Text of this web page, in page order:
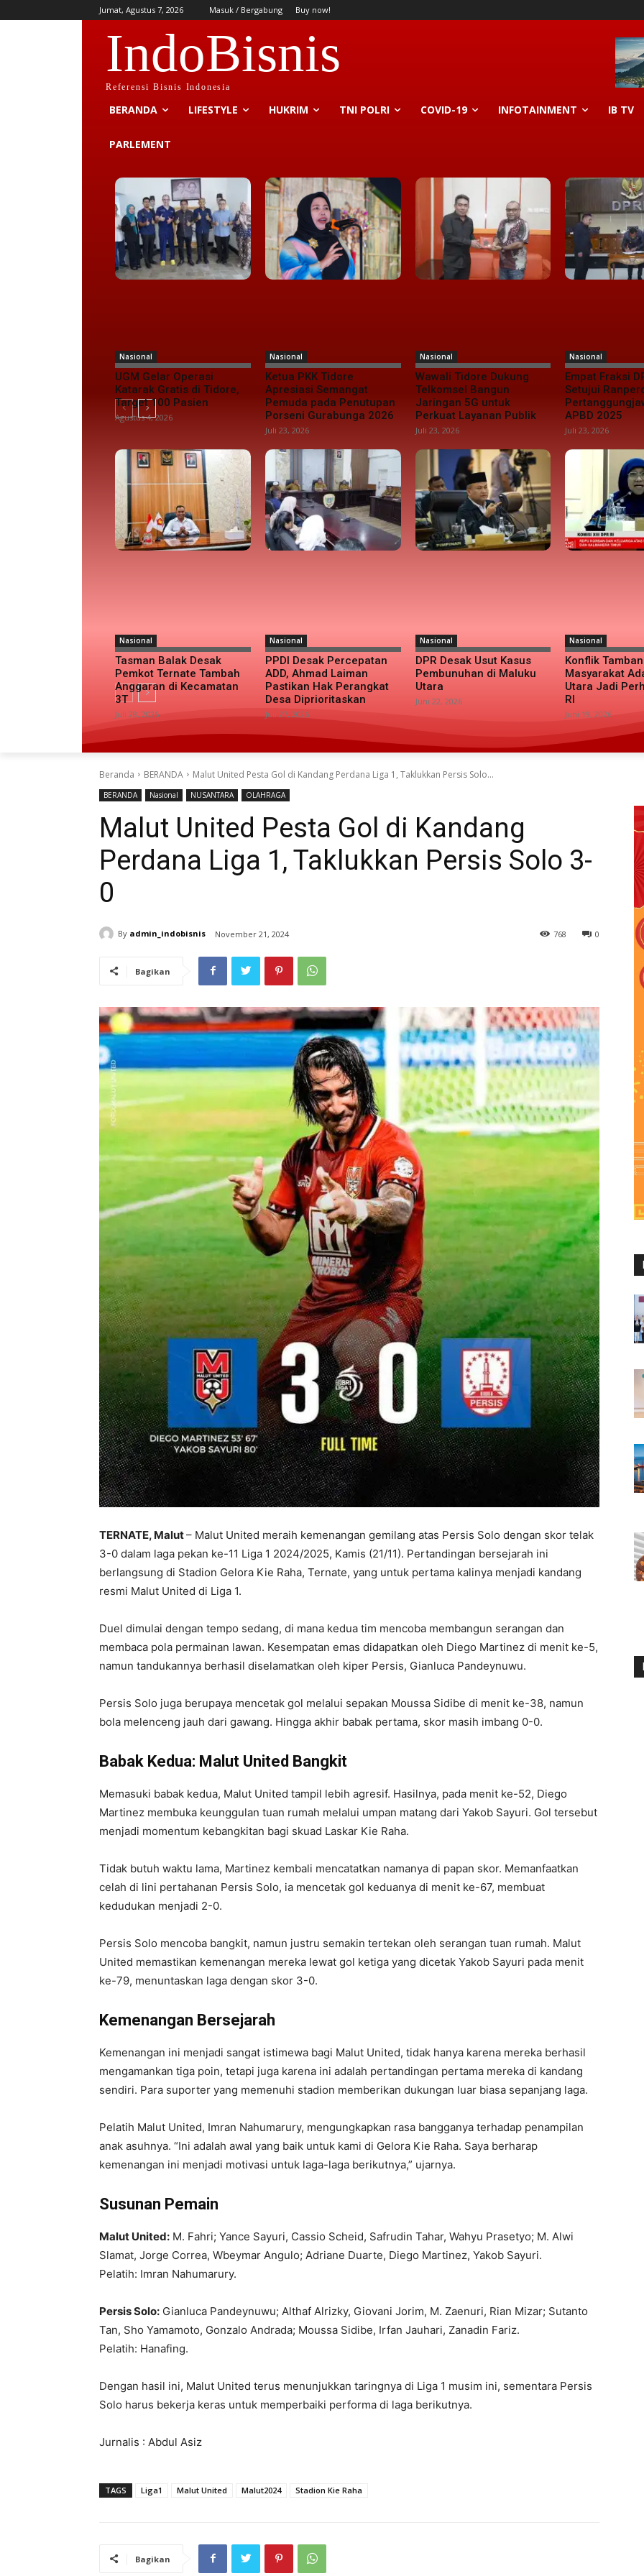
Jumat, Agustus 7, 2026 Masuk / Bergabung Buy now!
IndoBisnis
Referensi Bisnis Indonesia
BERANDA LIFESTYLE HUKRIM TNI POLRI COVID-19 INFOTAINMENT IB TV
PARLEMENT
Nasional
UGM Gelar Operasi
Katarak Gratis di Tidore,
Target 100 Pasien
Agustus 4, 2026
Nasional
Ketua PKK Tidore
Apresiasi Semangat
Pemuda pada Penutupan
Porseni Gurabunga 2026
Juli 23, 2026
Nasional
Wawali Tidore Dukung
Telkomsel Bangun
Jaringan 5G untuk
Perkuat Layanan Publik
Juli 23, 2026
Nasional
Empat Fraksi
Setujui
APBD 2025
Juli 23, 2026
Nasional
Tasman Balak Desak
Pemkot Ternate Tambah
Anggaran di Kecamatan
3T
Juli 28, 2026
Nasional
PPDI Desak Percepatan
ADD, Ahmad Laiman
Pastikan Hak Perangkat
Desa Diprioritaskan
Juli 27, 2026
Nasional
DPR Desak Usut Kasus
Pembunuhan di Maluku
Utara
Juni 22, 2026
Nasional
Konflik
Masyarakat
Utara Jadi
RI
Juni 19, 2026
Beranda BERANDA Malut United Pesta Gol di Kandang Perdana Liga 1, Taklukkan Persis Solo...
BERANDA Nasional NUSANTARA OLAHRAGA
Malut United Pesta Gol di Kandang
Perdana Liga 1, Taklukkan Persis Solo 3-
0
By admin_indobisnis November 21, 2024 0
768
Bagikan
TERNATE, Malut– Malut United meraih kemenangan gemilang atas Persis Solo dengan skor telak
3-0 dalam laga pekan ke-11 Liga 1 2024/2025, Kamis (21/11). Pertandingan bersejarah ini
berlangsung di Stadion Gelora Kie Raha, Ternate, yang untuk pertama kalinya menjadi kandang
resmi Malut United di Liga 1.
Duel dimulai dengan tempo sedang, di mana kedua tim mencoba membangun serangan dan
membaca pola permainan lawan. Kesempatan emas didapatkan oleh Diego Martinez di menit ke-5,
namun tandukannya berhasil diselamatkan oleh kiper Persis, Gianluca Pandeynuwu.
Persis Solo juga berupaya mencetak gol melalui sepakan Moussa Sidibe di menit ke-38, namun
bola melenceng jauh dari gawang. Hingga akhir babak pertama, skor masih imbang 0-0.
Babak Kedua: Malut United Bangkit
Memasuki babak kedua, Malut United tampil lebih agresif. Hasilnya, pada menit ke-52, Diego
Martinez membuka keunggulan tuan rumah melalui umpan matang dari Yakob Sayuri. Gol tersebut
menjadi momentum kebangkitan bagi skuad Laskar Kie Raha.
Tidak butuh waktu lama, Martinez kembali mencatatkan namanya di papan skor. Memanfaatkan
celah di lini pertahanan Persis Solo, ia mencetak gol keduanya di menit ke-67, membuat
kedudukan menjadi 2-0.
Persis Solo mencoba bangkit, namun justru semakin tertekan oleh serangan tuan rumah. Malut
United memastikan kemenangan mereka lewat gol ketiga yang dicetak Yakob Sayuri pada menit
ke-79, menuntaskan laga dengan skor 3-0.
Kemenangan Bersejarah
Kemenangan ini menjadi sangat istimewa bagi Malut United, tidak hanya karena mereka berhasil
mengamankan tiga poin, tetapi juga karena ini adalah pertandingan pertama mereka di kandang
sendiri. Para suporter yang memenuhi stadion memberikan dukungan luar biasa sepanjang laga.
Pelatih Malut United, Imran Nahumarury, mengungkapkan rasa bangganya terhadap penampilan
anak asuhnya. “Ini adalah awal yang baik untuk kami di Gelora Kie Raha. Saya berharap
kemenangan ini menjadi motivasi untuk laga-laga berikutnya,” ujarnya.
Susunan Pemain
Malut United: M. Fahri; Yance Sayuri, Cassio Scheid, Safrudin Tahar, Wahyu Prasetyo; M. Alwi
Slamat, Jorge Correa, Wbeymar Angulo; Adriane Duarte, Diego Martinez, Yakob Sayuri.
Pelatih: Imran Nahumarury.
Persis Solo: Gianluca Pandeynuwu; Althaf Alrizky, Giovani Jorim, M. Zaenuri, Rian Mizar; Sutanto
Tan, Sho Yamamoto, Gonzalo Andrada; Moussa Sidibe, Irfan Jauhari, Zanadin Fariz.
Pelatih: Hanafing.
Dengan hasil ini, Malut United terus menunjukkan taringnya di Liga 1 musim ini, sementara Persis
Solo harus bekerja keras untuk memperbaiki performa di laga berikutnya.
Jurnalis : Abdul Asiz
TAGS Liga1 Malut United Malut2024 Stadion Kie Raha
Bagikan